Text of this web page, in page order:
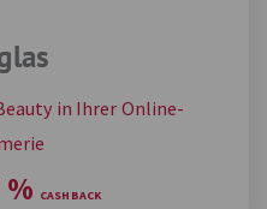
in Ihrer Online-
%